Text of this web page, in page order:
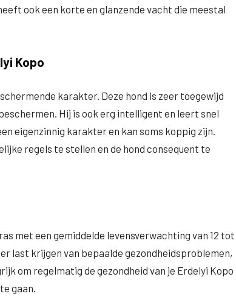
ook een korte en glanzende vacht die meestal
Kopo
karakter. Deze hond is zeer toegewijd
Hij is ook erg intelligent en leert snel
eigenzinnig karakter en kan soms koppig zijn.
regels te stellen en de hond consequent te
met een gemiddelde levensverwachting van 12 tot
last krijgen van bepaalde gezondheidsproblemen,
om regelmatig de gezondheid van je Erdelyi Kopo
gaan.